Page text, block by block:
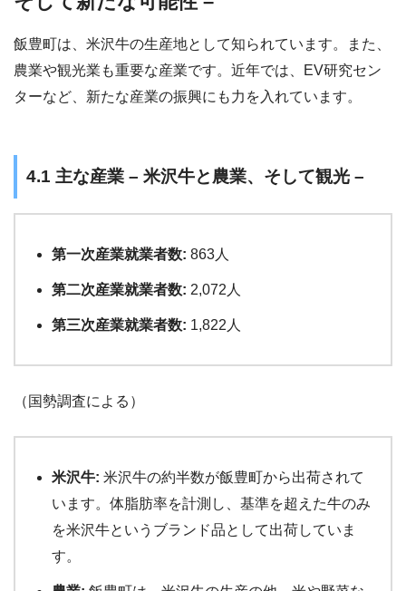
飯豊町は、米沢牛の生産地として知られています。また、
農業や観光業も重要な産業です。近年では、EV研究セン
ターなど、新たな産業の振興にも力を入れています。
4.1 主な産業 – 米沢牛と農業、そして観光 –
第一次産業就業者数: 863人
第二次産業就業者数: 2,072人
第三次産業就業者数: 1,822人
（国勢調査による）
米沢牛: 米沢牛の約半数が飯豊町から出荷されて
います。体脂肪率を計測し、基準を超えた牛のみ
を米沢牛というブランド品として出荷していま
す。